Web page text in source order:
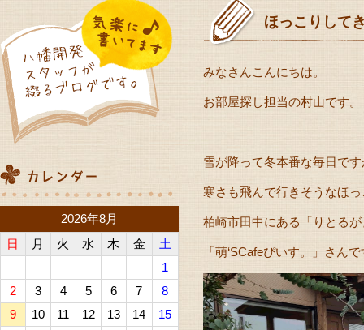
2026年8月
日
月 火 水 木 金
土
1
2
3 4 5 6 7
8
9
10 11 12 13 14
15
ほっこりして
みなさんこんにちは。
お部屋探し担当の村山です。
雪が降って冬本番な毎日で
寒さも飛んで行きそうなほ
柏崎市田中にある「りとる
「萌‘SCafeぴいす。」さん